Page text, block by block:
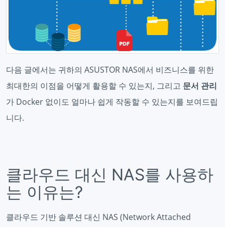
다음 글에서는 귀하의 ASUSTOR NAS에서 비즈니스를 위한
최대한의 이점을 어떻게 활용할 수 있는지, 그리고 문서 관리
가 Docker 없이도 얼마나 쉽게 작동할 수 있는지를 보여드립
니다.
클라우드 대신 NAS를 사용하
는 이유는?
클라우드 기반 솔루션 대신 NAS (Network Attached